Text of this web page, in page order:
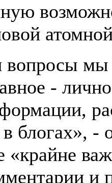
вопросы
-
блогах», -
«крайне
и